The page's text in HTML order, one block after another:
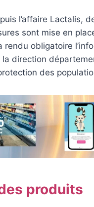
l’affaire Lactalis,
sont mise en
rendu obligatoire
direction
des
produits